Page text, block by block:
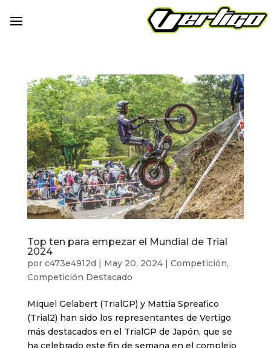
Top ten para empezar el Mundial de Trial
2024
por c473e4912d | May 20, 2024| Competición,
Competición Destacado
Miquel Gelabert (TrialGP) y Mattia Spreafico
(Trial2) han sido los representantes de Vertigo
más destacados en el TrialGP de Japón, que se
ha celebrado este fin de semana en el complejo